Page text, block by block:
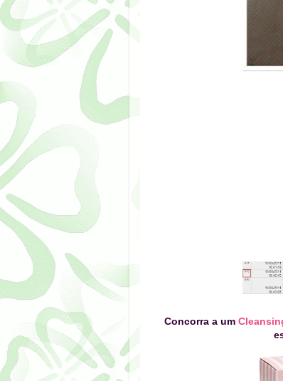
Concorra a um